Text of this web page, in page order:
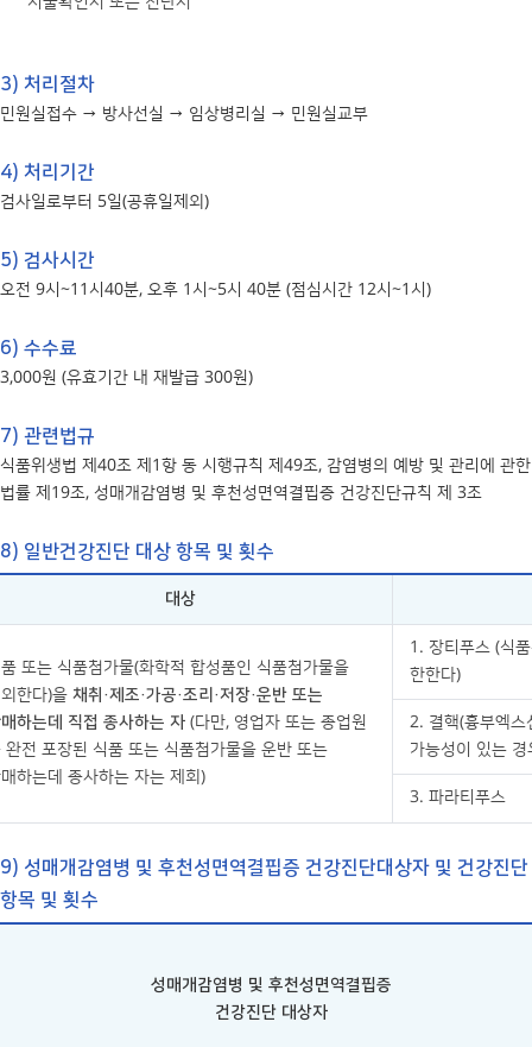
3) 처리절차
민원실접수 → 방사선실 → 임상병리실 → 민원실교부
4) 처리기간
검사일로부터 5일(공휴일제외)
5) 검사시간
오전 9시~11시40분, 오후 1시~5시 40분 (점심시간 12시~1시)
6) 수수료
3,000원 (유효기간 내 재발급 300원)
7) 관련법규
식품위생법 제40조 제1항 동 시행규칙 제49조, 감염병의 예방 및 관리에 관한
법률 제19조, 성매개감염병 및 후천성면역결핍증 건강진단규칙 제 3조
8) 일반건강진단 대상 항목 및 횟수
대상
또는 식품첨가물(화학적 합성품인 식품첨가물을
한다)을 채취·제조·가공·조리·저장·운반 또는
하는데 직접 종사하는 자 (다만, 영업자 또는 종업원
완전 포장된 식품 또는 식품첨가물을 운반 또는
하는데 종사하는 자는 제회)
1. 장티푸스 (식
한한다)
2. 결핵(흉부엑스
가능성이 있는
3. 파라티푸스
9) 성매개감염병 및 후천성면역결핍증 건강진단대상자 및 건강진단
항목 및 횟수
성매개감염병 및 후천성면역결핍증
건강진단 대상자